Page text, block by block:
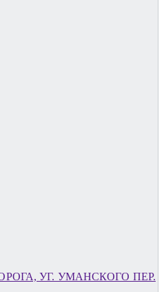
УГ. УМАНСКОГО ПЕР.